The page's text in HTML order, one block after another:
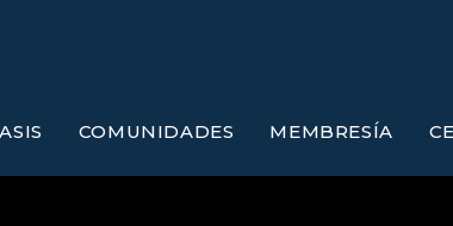
COMUNIDADES MEMBRESÍA